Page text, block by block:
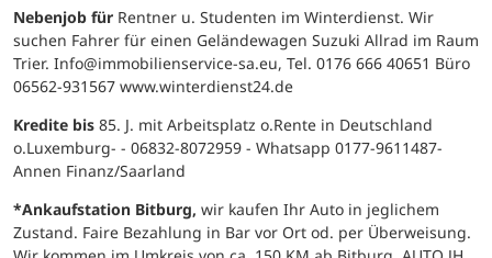
Nebenjob für Rentner u. Studenten im Winterdienst. Wir
suchen Fahrer für einen Geländewagen Suzuki Allrad im Raum
Trier. Info@immobilienservice-sa.eu, Tel. 0176 666 40651 Büro
06562-931567 www.winterdienst24.de
Kredite bis 85. J. mit Arbeitsplatz o.Rente in Deutschland
o.Luxemburg- - 06832-8072959 - Whatsapp 0177-9611487-
Annen Finanz/Saarland
*Ankaufstation Bitburg, wir kaufen Ihr Auto in jeglichem
Zustand. Faire Bezahlung in Bar vor Ort od. per Überweisung.